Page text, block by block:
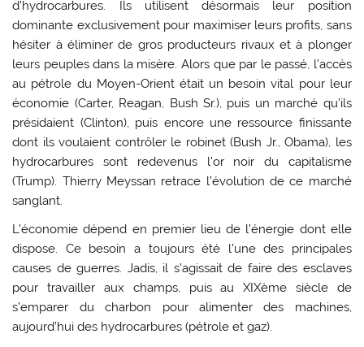
d’hydrocarbures. Ils utilisent désormais leur position
dominante exclusivement pour maximiser leurs profits, sans
hésiter à éliminer de gros producteurs rivaux et à plonger
leurs peuples dans la misère. Alors que par le passé, l’accès
au pétrole du Moyen-Orient était un besoin vital pour leur
économie (Carter, Reagan, Bush Sr.), puis un marché qu’ils
présidaient (Clinton), puis encore une ressource finissante
dont ils voulaient contrôler le robinet (Bush Jr., Obama), les
hydrocarbures sont redevenus l’or noir du capitalisme
(Trump). Thierry Meyssan retrace l’évolution de ce marché
sanglant.
L’économie dépend en premier lieu de l’énergie dont elle
dispose. Ce besoin a toujours été l’une des principales
causes de guerres. Jadis, il s’agissait de faire des esclaves
pour travailler aux champs, puis au XIXème siècle de
s’emparer du charbon pour alimenter des machines,
aujourd’hui des hydrocarbures (pétrole et gaz).